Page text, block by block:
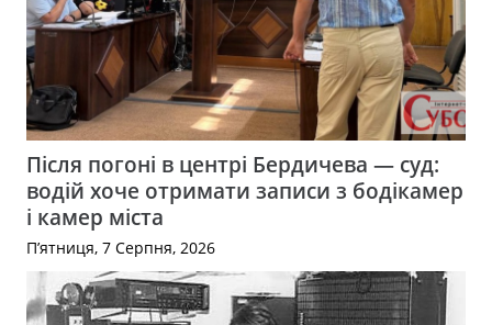
Після погоні в центрі Бердичева — суд:
водій хоче отримати записи з бодікамер
і камер міста
П’ятниця, 7 Серпня, 2026